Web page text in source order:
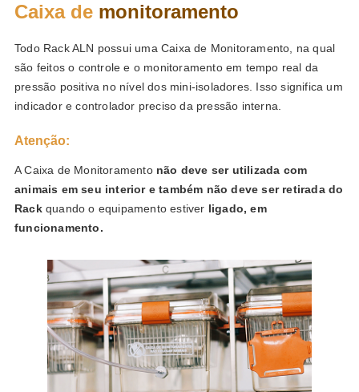
Caixa de monitoramento
Todo Rack ALN possui uma Caixa de Monitoramento, na qual
são feitos o controle e o monitoramento em tempo real da
pressão positiva no nível dos mini-isoladores. Isso significa um
indicador e controlador preciso da pressão interna.
Atenção:
A Caixa de Monitoramento não deve ser utilizada com
animais em seu interior e também não deve ser retirada do
Rackquando o equipamento estiver ligado, em
funcionamento.